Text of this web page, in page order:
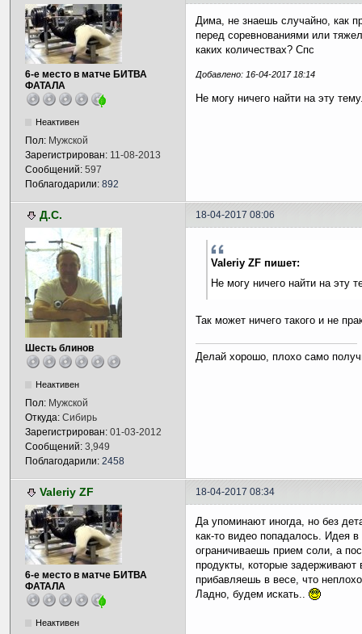
6-е место в матче БИТВА
ФАТАЛА
Неактивен
Пол: Мужской
Зарегистрирован: 11-08-2013
Сообщений: 597
Поблагодарили: 892
Дима, не знаешь случайно, как
перед соревнованиями или
каких количествах? Спс
Добавлено: 16-04-2017 18:14
Не могу ничего найти на эту
Д.С. 18-04-2017 08:06
Шесть блинов
Неактивен
Пол: Мужской
Откуда: Сибирь
Зарегистрирован: 01-03-2012
Сообщений: 3,949
Поблагодарили: 2458
Valeriy ZF пишет:
Не могу ничего найти на эту
Так может ничего такого и не
Делай хорошо, плохо само
Valeriy ZF 18-04-2017 08:34
6-е место в матче БИТВА
ФАТАЛА
Неактивен
Да упоминают иногда, но без
как-то видео попадалось. Идея
ограничиваешь прием соли, а
продукты, которые задерживают
прибавляешь в весе, что
Ладно, будем искать..